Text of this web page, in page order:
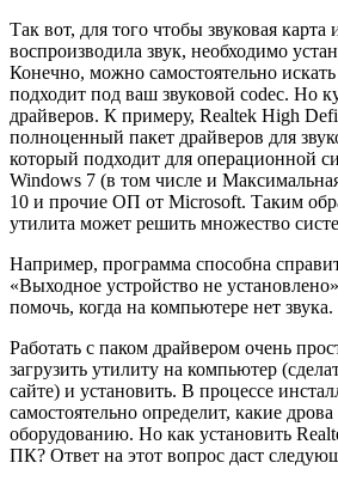
Так вот, для того чтобы звуковая карта
воспроизводила звук, необходимо
Конечно, можно самостоятельно искать
подходит под ваш звуковой codec. Но
драйверов. К примеру, Realtek High
полноценный пакет драйверов для
который подходит для операционной
Windows 7 (в том числе и
10 и прочие ОП от Microsoft. Таким
утилита может решить множество
Например, программа способна
«Выходное устройство не
помочь, когда на компьютере нет звука.
Работать с паком драйвером очень
загрузить утилиту на компьютер
сайте) и установить. В процессе
самостоятельно определит, какие
оборудованию. Но как установить
ПК? Ответ на этот вопрос даст